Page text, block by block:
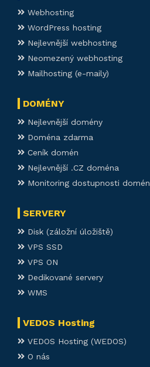
Webhosting
WordPress hosting
Nejlevnější webhosting
Neomezený webhosting
Mailhosting (e-maily)
DOMÉNY
Nejlevnější domény
Doména zdarma
Ceník domén
Nejlevnější .CZ doména
Monitoring dostupnosti domén
SERVERY
Disk (záložní úložiště)
VPS SSD
VPS ON
Dedikované servery
WMS
VEDOS Hosting
VEDOS Hosting (WEDOS)
O nás